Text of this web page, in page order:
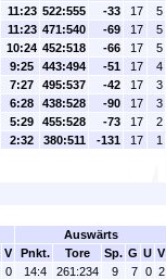
11:23 522:555 -33 17 5
11:23 471:540 -69 17 5
10:24 452:518 -66 17 5
9:25 443:494 -51 17 4
7:27 495:537 -42 17 3
6:28 438:528 -90 17 3
5:29 455:528 -73 17 2
2:32 380:511 -131 17 1
Auswärts
V Pnkt. Tore Sp. G U V
0 14:4 261:234 9 7 0 2